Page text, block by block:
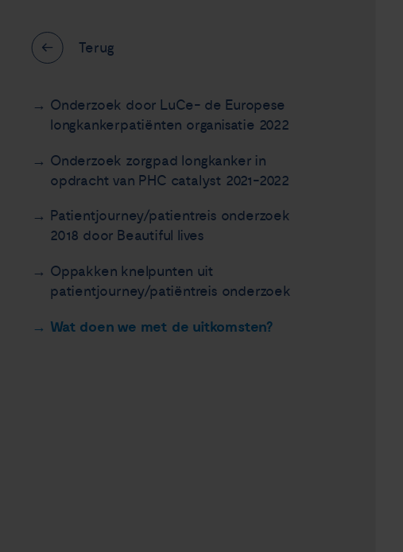
Terug
Onderzoek door LuCe- de Europese
longkankerpatiënten organisatie 2022
Onderzoek zorgpad longkanker in
opdracht van PHC catalyst 2021-2022
Patientjourney/patientreis onderzoek
2018 door Beautiful lives
Oppakken knelpunten uit
patientjourney/patiëntreis onderzoek
Wat doen we met de uitkomsten?